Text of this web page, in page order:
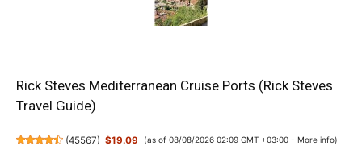
Rick Steves Mediterranean Cruise Ports (Rick Steves
Travel Guide)
(45567) $19.09 (as of 08/08/2026 02:09 GMT +03:00 - More info)